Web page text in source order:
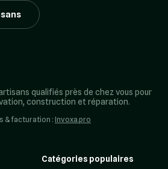
qualifiés près de chez vous pour
construction et réparation.
& facturation : Invoxa.pro
Catégories populaires